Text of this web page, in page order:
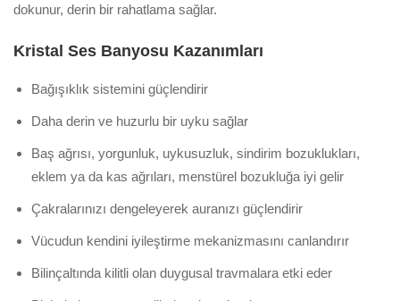
dokunur, derin bir rahatlama sağlar.
Kristal Ses Banyosu Kazanımları
Bağışıklık sistemini güçlendirir
Daha derin ve huzurlu bir uyku sağlar
Baş ağrısı, yorgunluk, uykusuzluk, sindirim bozuklukları,
eklem ya da kas ağrıları, menstürel bozukluğa iyi gelir
Çakralarınızı dengeleyerek auranızı güçlendirir
Vücudun kendini iyileştirme mekanizmasını canlandırır
Bilinçaltında kilitli olan duygusal travmalara etki eder